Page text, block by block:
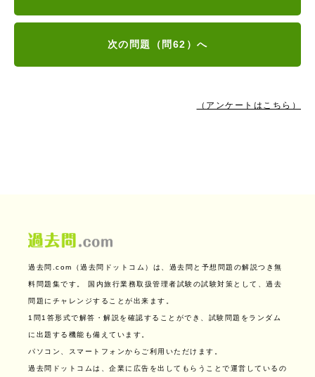
次の問題（問62）へ
（アンケートはこちら）
過去問.com（過去問ドットコム）は、過去問と予想問題の解説つき無
料問題集です。 国内旅行業務取扱管理者試験の試験対策として、過去
問題にチャレンジすることが出来ます。
1問1答形式で解答・解説を確認することができ、試験問題をランダム
に出題する機能も備えています。
パソコン、スマートフォンからご利用いただけます。
過去問ドットコムは、企業に広告を出してもらうことで運営しているの